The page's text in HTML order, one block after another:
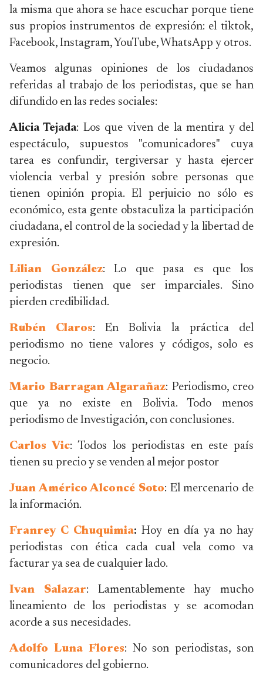
la misma que ahora se hace escuchar porque tiene
sus propios instrumentos de expresión: el tiktok,
Facebook, Instagram, YouTube, WhatsApp y otros.
Veamos algunas opiniones de los ciudadanos
referidas al trabajo de los periodistas, que se han
difundido en las redes sociales:
Alicia Tejada: Los que viven de la mentira y del
espectáculo, supuestos "comunicadores" cuya
tarea es confundir, tergiversar y hasta ejercer
violencia verbal y presión sobre personas que
tienen opinión propia. El perjuicio no sólo es
económico, esta gente obstaculiza la participación
ciudadana, el control de la sociedad y la libertad de
expresión.
Lilian González: Lo que pasa es que los
periodistas tienen que ser imparciales. Sino
pierden credibilidad.
Rubén Claros: En Bolivia la práctica del
periodismo no tiene valores y códigos, solo es
negocio.
Mario Barragan Algarañaz: Periodismo, creo
que ya no existe en Bolivia. Todo menos
periodismo de Investigación, con conclusiones.
Carlos Vic: Todos los periodistas en este país
tienen su precio y se venden al mejor postor
Juan Américo Alconcé Soto: El mercenario de
la información.
Franrey C Chuquimia: Hoy en día ya no hay
periodistas con ética cada cual vela como va
facturar ya sea de cualquier lado.
Ivan Salazar: Lamentablemente hay mucho
lineamiento de los periodistas y se acomodan
acorde a sus necesidades.
Adolfo Luna Flores: No son periodistas, son
comunicadores del gobierno.